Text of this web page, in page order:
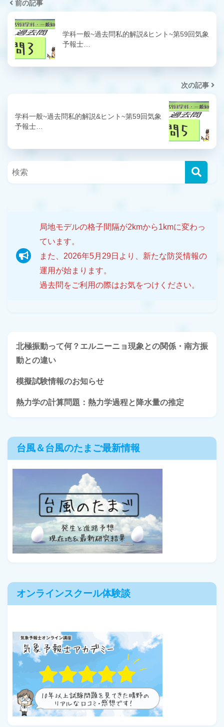
前の記事
学科一般~過去問私的解説&ヒント~第59回気象
予報士…
次の記事
学科一般~過去問私的解説&ヒント~第59回気象
予報士…
局地モデルの格子間隔が2kmから1kmに変わっ
ています。
また、2026年5月29日より、新たな防災情報の
運用が始まります。
過去問をご利用の際はお気をつけください。
北極振動って何？エルニーニョ現象との関係・南方振
動との違い
模擬試験情報のお知らせ
熱力学の計算問題：熱力学過程と降水量の推定
台風＆台風のたまご最新情報
オンラインスクール体験談